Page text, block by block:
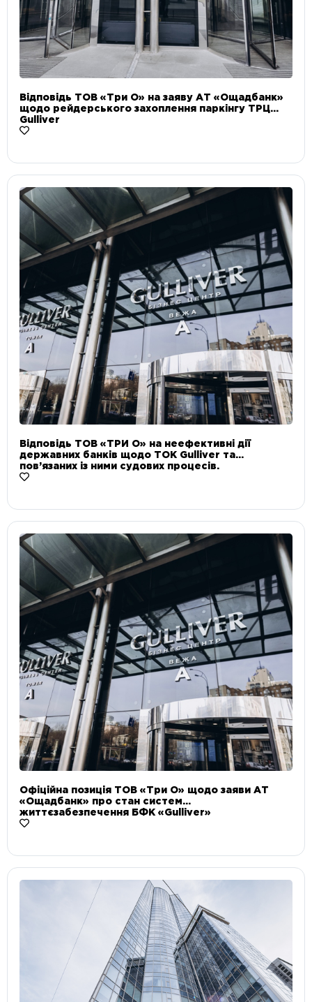
Відповідь ТОВ «Три О» на заяву АТ «Ощадбанк»
щодо рейдерського захоплення паркінгу ТРЦ
Gulliver
Відповідь ТОВ «ТРИ О» на неефективні дії
державних банків щодо ТОК Gulliver та
пов’язаних із ними судових процесів.
Офіційна позиція ТОВ «Три О» щодо заяви АТ
«Ощадбанк» про стан систем
життєзабезпечення БФК «Gulliver»